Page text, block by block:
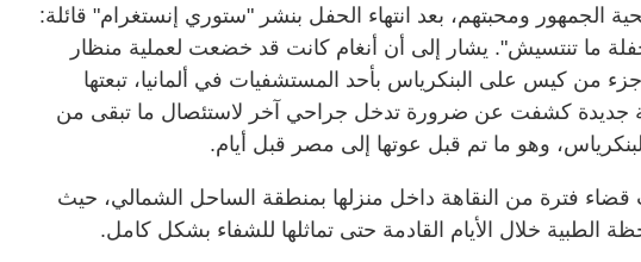
الجمهور ومحبتهم، بعد انتهاء الحفل بنشر "ستوري إنستغرام" قائلة:
ما تنتسيش". يشار إلى أن أنغام كانت قد خضعت لعملية منظار
من كيس على البنكرياس بأحد المستشفيات في ألمانيا، تبعتها
جديدة كشفت عن ضرورة تدخل جراحي آخر لاستئصال ما تبقى من
وهو ما تم قبل عوتها إلى مصر قبل أيام.
فترة من النقاهة داخل منزلها بمنطقة الساحل الشمالي، حيث
الطبية خلال الأيام القادمة حتى تماثلها للشفاء بشكل كامل.